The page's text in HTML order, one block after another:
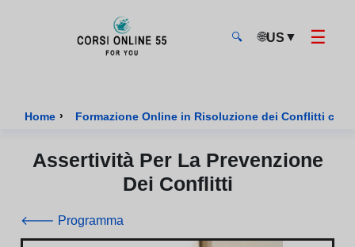
🔍 🌐US ▼ ☰
Home › Formazione Online in Risoluzione dei Conflitti
Assertività Per La Prevenzione
Dei Conflitti
🡐 Programma